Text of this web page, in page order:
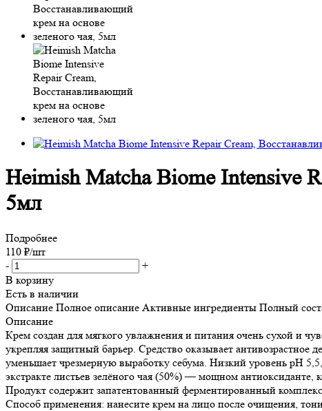
Heimish Matcha Biome Intensive
5мл
Подробнее
110 ₽/шт
-
+
В корзину
Есть в наличии
Описание Полное описание Активные ингредиенты Полный
Описание
Крем создан для мягкого увлажнения и питания очень сухой и
укрепляя защитный барьер. Средство оказывает
уменьшает чрезмерную выработку себума. Низкий уровень pH
экстракте листьев зелёного чая (50%) — мощном антиоксиданте,
Продукт содержит запатентованный ферментированный
Способ применения: нанесите крем на лицо после очищения,